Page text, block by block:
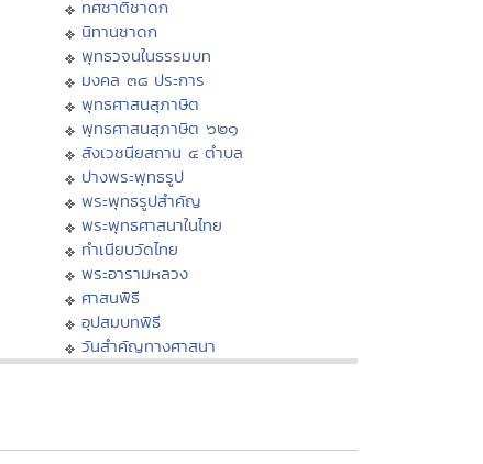
ทศชาติชาดก
นิทานชาดก
พุทธวจนในธรรมบท
มงคล ๓๘ ประการ
พุทธศาสนสุภาษิต
พุทธศาสนสุภาษิต ๖๒๑
สังเวชนียสถาน ๔ ตำบล
ปางพระพุทธรูป
พระพุทธรูปสำคัญ
พระพุทธศาสนาในไทย
ทำเนียบวัดไทย
พระอารามหลวง
ศาสนพิธี
อุปสมบทพิธี
วันสำคัญทางศาสนา